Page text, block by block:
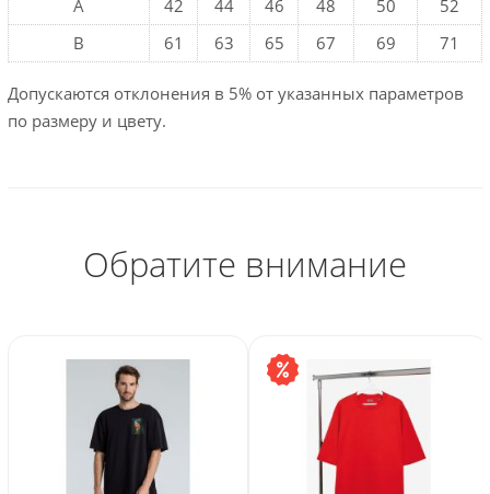
A 42 44 46 48 50
52
B
61 63 65 67 69 71
Допускаются отклонения в 5% от указанных параметров
по размеру и цвету.
Обратите внимание